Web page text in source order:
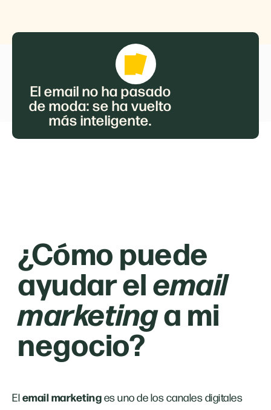
El email no ha pasado
de moda: se ha vuelto
más inteligente.
¿Cómo puede
ayudar elemail
marketinga mi
negocio?
Elemail marketinges uno de los canales digitales